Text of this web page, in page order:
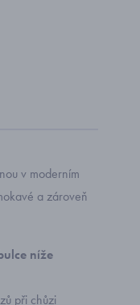
v moderním
a zároveň
níže
při chůzi